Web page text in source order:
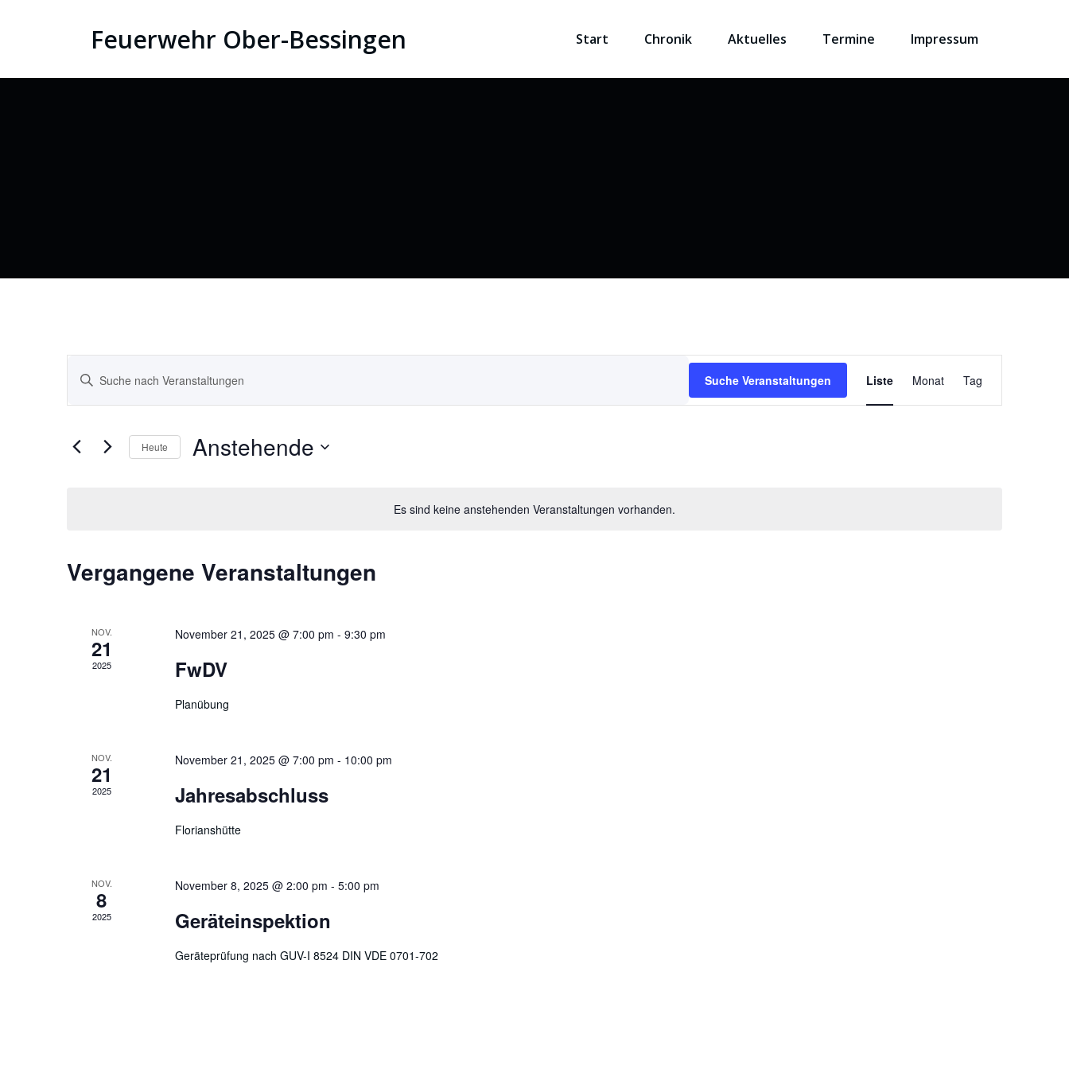
Feuerwehr Ober-Bessingen Start Chronik Aktuelles Termine Impressum
Es sind keine anstehenden Veranstaltungen vorhanden.
Veranstaltungen
Suche
und
Bitte
Suche
Suche Veranstaltungen Liste Monat Tag
Heute Anstehende
Vergangene Veranstaltungen
NOV.
21
2025
November 21, 2025 @ 7:00 pm - 9:30 pm
FwDV
Planübung
NOV.
21
2025
November 21, 2025 @ 7:00 pm - 10:00 pm
Jahresabschluss
Florianshütte
NOV.
8
2025
November 8, 2025 @ 2:00 pm - 5:00 pm
Geräteinspektion
Geräteprüfung nach GUV-I 8524 DIN VDE 0701-702